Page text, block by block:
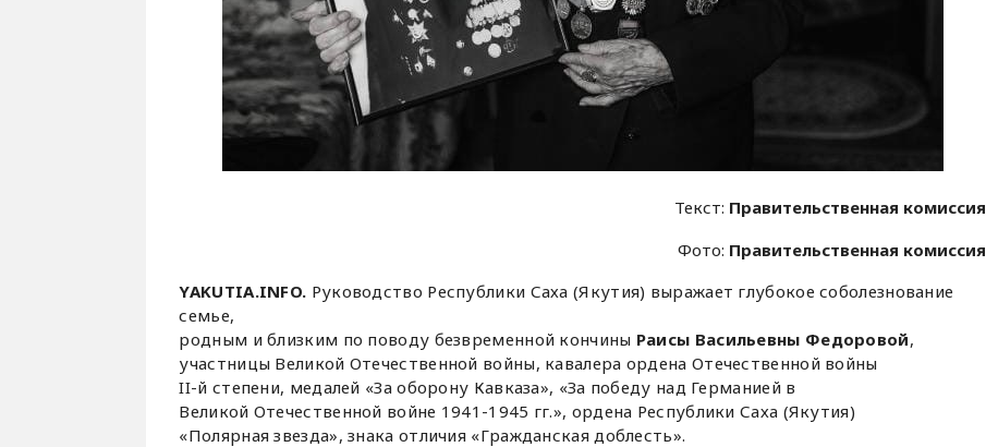
Текст: Правительственная комиссия
Фото: Правительственная комиссия
YAKUTIA.INFO. Руководство Республики Саха (Якутия) выражает глубокое соболезнование
семье,
родным и близким по поводу безвременной кончины Раисы Васильевны Федоровой,
участницы Великой Отечественной войны, кавалера ордена Отечественной войны
II-й степени, медалей «За оборону Кавказа», «За победу над Германией в
Великой Отечественной войне 1941-1945 гг.», ордена Республики Саха (Якутия)
«Полярная звезда», знака отличия «Гражданская доблесть».